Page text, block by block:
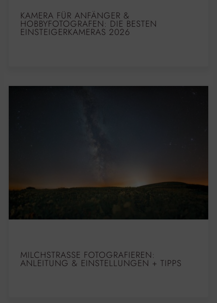
KAMERA FÜR ANFÄNGER &
HOBBYFOTOGRAFEN: DIE BESTEN
EINSTEIGERKAMERAS 2026
MILCHSTRASSE FOTOGRAFIEREN: A
NLEITUNG & EINSTELLUNGEN + TIPPS